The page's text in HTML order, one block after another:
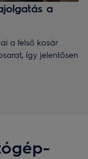
a
a felső kosár
így jelentősen